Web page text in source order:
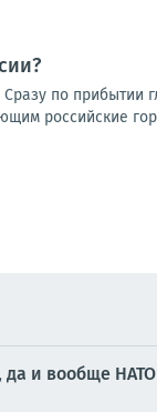
по прибытии
российские
и вообще